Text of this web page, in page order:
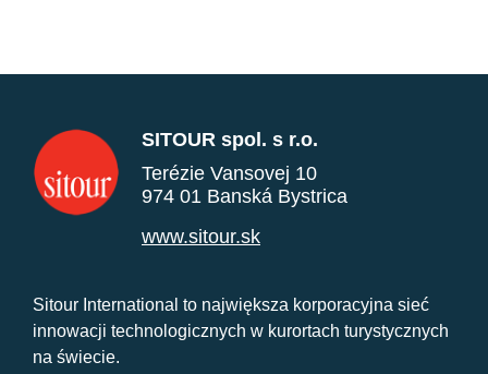
SITOUR spol. s r.o.
Terézie Vansovej 10
974 01 Banská Bystrica
www.sitour.sk
Sitour International to największa korporacyjna sieć
innowacji technologicznych w kurortach turystycznych
na świecie.